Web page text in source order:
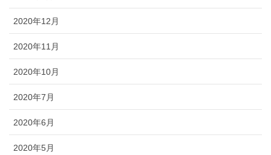
2020年12月
2020年11月
2020年10月
2020年7月
2020年6月
2020年5月